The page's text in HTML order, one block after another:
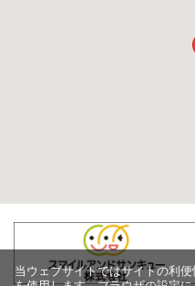
当ウェブサイトではサイトの利